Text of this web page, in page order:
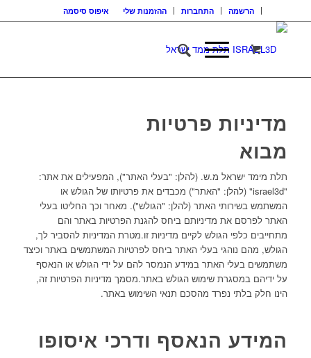
הרשמה התחברות ההזמנות שלי איפוס סיסמה
מדיניות פרטיות
מבוא
תלת מימד ישראל מ.ש. (להלן: "בעלי האתר"), המפעילים את אתר:
"israel3d" (להלן: "האתר") מכבדים את פרטיותו של הגולש או
המשתמש בשירותי האתר (להלן: "הגולש"). מאחר וכך החליטו בעלי
האתר לפרסם את מדיניותם ביחס להגנת הפרטיות באתר והם
מתחייבים כלפי הגולש לקיים מדיניות זו.מטרת המדיניות להסביר לך,
הגולש, מהם נוהגי בעלי האתר ביחס לפרטיות המשתמשים באתר וכיצד
משתמשים בעלי האתר במידע הנמסר להם על ידי הגולש או הנאסף
על ידיהם במסגרת שימוש הגולש באתר.מסמך מדיניות הפרטיות זה,
הינו חלק בלתי נפרד מהסכם תנאי השימוש באתר.
המידע הנאסף ודרכי איסופו